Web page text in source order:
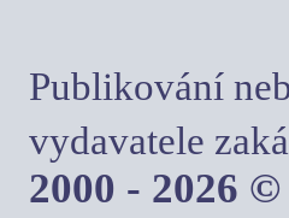
Publikování
vydavatele
2000 - 2026